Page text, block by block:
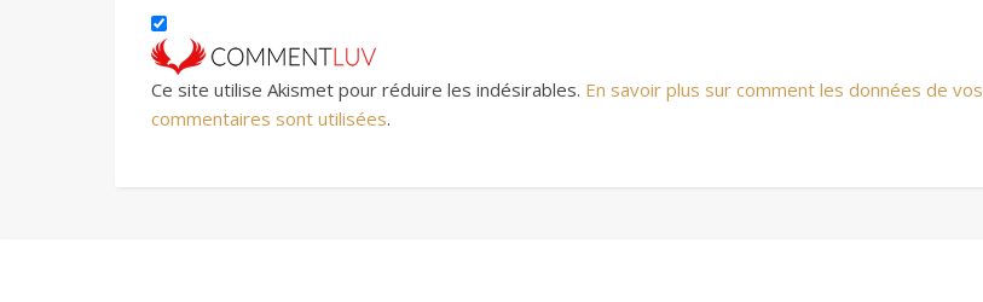
Ce site utilise Akismet pour réduire les indésirables. En savoir plus sur comment les données de vos
commentaires sont utilisées.